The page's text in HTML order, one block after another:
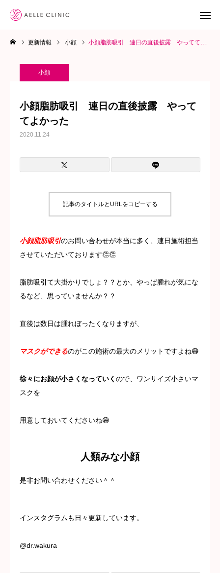
更新情報 小顔 小顔脂肪吸引 連日の直後披露 やっててよかった
小顔
小顔脂肪吸引 連日の直後披露 やって
てよかった
2020.11.24
記事のタイトルとURLをコピーする
小顔脂肪吸引のお問い合わせが本当に多く、連日施術担当
させていただいております👏👏
脂肪吸引て大掛かりでしょ？？とか、やっぱ腫れが気にな
るなど、思っていませんか？？
直後は数日は腫れぼったくなりますが、
マスクができるのがこの施術の最大のメリットですよね😷
徐々にお顔が小さくなっていく ので、ワンサイズ小さいマ
スクを
用意しておいてくださいね😄
人類みな小顔
是非お問い合わせください＾＾
インスタグラムも日々更新しています。
@dr.wakura
LINE予約
診療メニュー
採用情報